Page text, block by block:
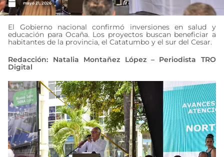
mayo 21, 2026
El Gobierno nacional confirmó inversiones en salud y
educación para Ocaña. Los proyectos buscan beneficiar a
habitantes de la provincia, el Catatumbo y el sur del Cesar.
Redacción: Natalia Montañez López – Periodista TRO
Digital